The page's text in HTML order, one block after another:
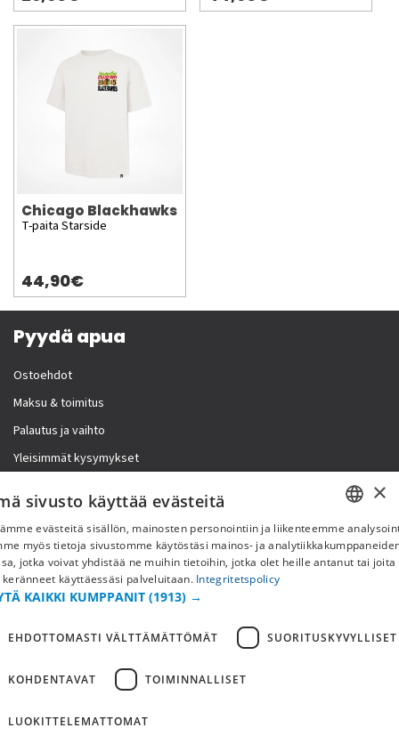
Chicago Blackhawks
T-paita Starside
44,90€
Pyydä apua
Ostoehdot
Maksu & toimitus
Palautus ja vaihto
Yleisimmät kysymykset
Lisää meistä
Yritystiedot
FI
×
sivusto käyttää evästeitä
evästeitä sisällön, mainosten personointiin ja liikenteemme
myös tietoja sivustomme käytöstäsi mainos- ja
jotka voivat yhdistää ne muihin tietoihin, jotka olet heille antanut tai joita
keränneet käyttäessäsi palveluitaan. Integritetspolicy
KAIKKI KUMPPANIT (1913) →
EHDOTTOMASTI VÄLTTÄMÄTTÖMÄT SUORITUSKYVYLLISET
KOHDENTAVAT TOIMINNALLISET
LUOKITTELEMATTOMAT